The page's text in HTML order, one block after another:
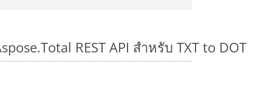
REST API สำหรับ TXT to DOT